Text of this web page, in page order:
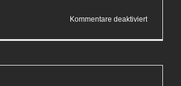
Kommentare deaktiviertfür